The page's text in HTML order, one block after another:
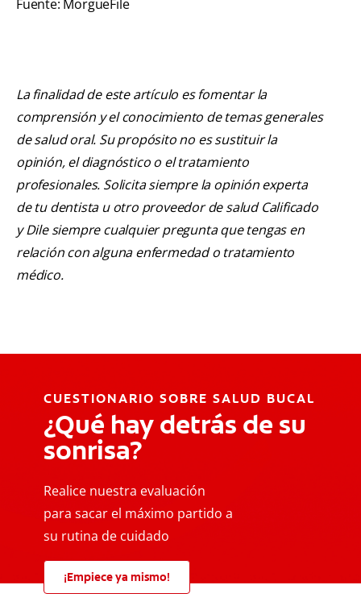
Fuente: MorgueFile
La finalidad de este artículo es fomentar la
comprensión y el conocimiento de temas generales
de salud oral. Su propósito no es sustituir la
opinión, el diagnóstico o el tratamiento
profesionales. Solicita siempre la opinión experta
de tu dentista u otro proveedor de salud Calificado
y Dile siempre cualquier pregunta que tengas en
relación con alguna enfermedad o tratamiento
médico.
CUESTIONARIO SOBRE SALUD BUCAL
¿Qué hay detrás de su
sonrisa?
Realice nuestra evaluación
para sacar el máximo partido a
su rutina de cuidado
¡Empiece ya mismo!